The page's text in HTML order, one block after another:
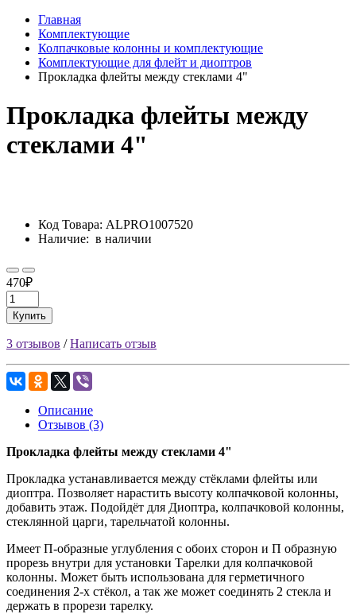
Главная
Комплектующие
Колпачковые колонны и комплектующие
Комплектующие для флейт и диоптров
Прокладка флейты между стеклами 4"
Прокладка флейты между
стеклами 4"
Код Товара: ALPRO1007520
Наличие: в наличии
470₽
Купить
3 отзывов /Написать отзыв
Описание
Отзывов (3)
Прокладка флейты между стеклами 4"
Прокладка устанавливается между стёклами флейты или
диоптра. Позволяет нарастить высоту колпачковой колонны,
добавить этаж. Подойдёт для Диоптра, колпачковой колонны,
стеклянной царги, тарельчатой колонны.
Имеет П-образные углубления с обоих сторон и П образную
прорезь внутри для установки Тарелки для колпачковой
колонны. Может быть использована для герметичного
соединения 2-х стёкол, а так же может соединять 2 стекла и
держать в прорези тарелку.